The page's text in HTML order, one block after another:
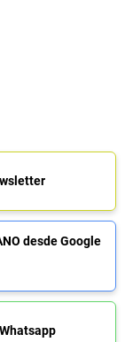
desde Google